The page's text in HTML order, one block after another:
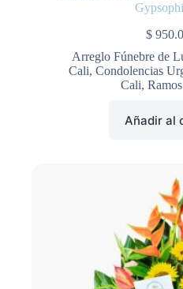
$
Arreglo Fúnebre de
Cali, Condolencias
Cali,
Añadir al